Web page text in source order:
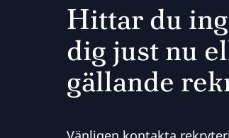
Hittar du
dig just nu
gällande